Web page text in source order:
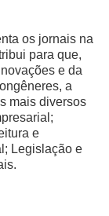
os jornais na
para que,
e da
a
mais diversos
e
Legislação e